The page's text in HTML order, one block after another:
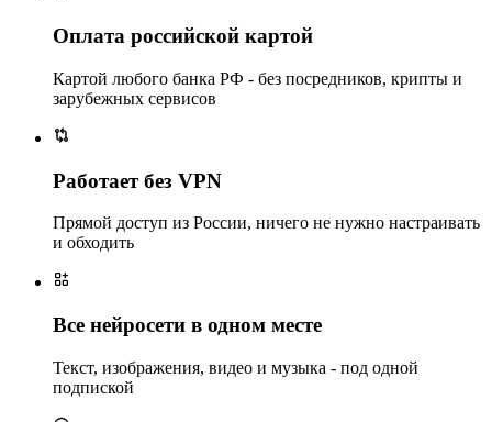
Оплата российской картой
Картой любого банка РФ - без посредников, крипты и
зарубежных сервисов
Работает без VPN
Прямой доступ из России, ничего не нужно настраивать
и обходить
Все нейросети в одном месте
Текст, изображения, видео и музыка - под одной
подпиской